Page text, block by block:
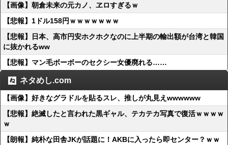
【画像】朝倉未来の元カノ、ヱロすぎるｗ
【悲報】1ドル158円ｗｗｗｗｗｗｗ
【悲報】日本、高市円安ホクホクなのに上半期の輸出額が台湾と韓国
に抜かれるww
【悲報】マン毛ボーボーのセクシー女優廃れる……
ネタめし.com
【画像】好きなグラドルを貼るスレ、推しが丸見えwwwwww
【悲報】絶滅したと言われた黒ギャル、テカテカ写真で復活ｗｗｗｗ
ｗ
【朗報】純朴な田舎JKが話題に！AKBに入ったら即センター？ｗｗ